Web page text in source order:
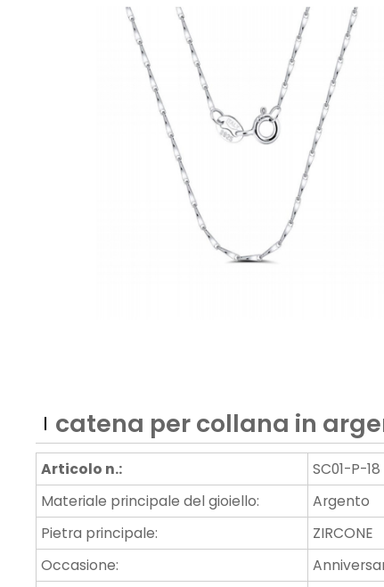
catena per collana in
Articolo n.:
SC01-P-18
Materiale principale del gioiello:
Argento
Pietra principale:
ZIRCONE
Occasione: